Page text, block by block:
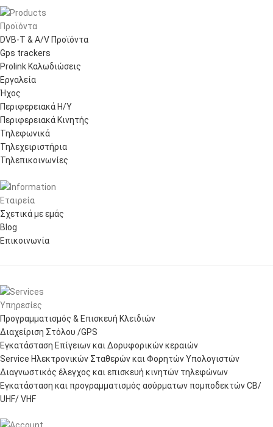
Προϊόντα
DVB-T & A/V Προϊόντα
Gps trackers
Prolink Καλωδιώσεις
Εργαλεία
Ήχος
Περιφερειακά Η/Υ
Περιφερειακά Κινητής
Τηλεφωνικά
Τηλεχειριστήρια
Τηλεπικοινωνίες
Εταιρεία
Σχετικά με εμάς
Blog
Επικοινωνία
Υπηρεσίες
Προγραμματισμός & Επισκευή Κλειδιών
Διαχείριση Στόλου /GPS
Εγκατάσταση Επίγειων και Δορυφορικών κεραιών
Service Ηλεκτρονικών Σταθερών και Φορητών Υπολογιστών
Διαγνωστικός έλεγχος και επισκευή κινητών τηλεφώνων
Εγκατάσταση και προγραμματισμός ασύρματων πομποδεκτών CB/
UHF/ VHF